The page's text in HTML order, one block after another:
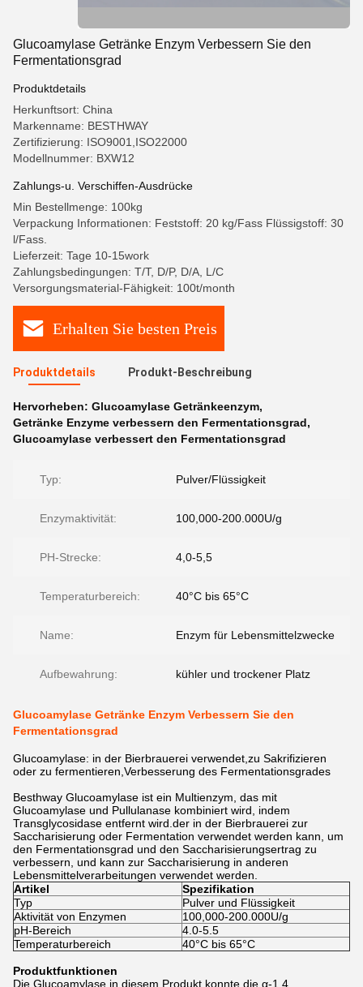
Glucoamylase Getränke Enzym Verbessern Sie den
Fermentationsgrad
Produktdetails
Herkunftsort: China
Markenname: BESTHWAY
Zertifizierung: ISO9001,ISO22000
Modellnummer: BXW12
Zahlungs-u. Verschiffen-Ausdrücke
Min Bestellmenge: 100kg
Verpackung Informationen: Feststoff: 20 kg/Fass Flüssigstoff: 30
l/Fass.
Lieferzeit: Tage 10-15work
Zahlungsbedingungen: T/T, D/P, D/A, L/C
Versorgungsmaterial-Fähigkeit: 100t/month
Erhalten Sie besten Preis
Produktdetails Produkt-Beschreibung
Hervorheben: Glucoamylase Getränkeenzym,
Getränke Enzyme verbessern den Fermentationsgrad,
Glucoamylase verbessert den Fermentationsgrad
Typ: Pulver/Flüssigkeit
Enzymaktivität: 100,000-200.000U/g
PH-Strecke: 4,0-5,5
Temperaturbereich: 40°C bis 65°C
Name: Enzym für Lebensmittelzwecke
Aufbewahrung: kühler und trockener Platz
Glucoamylase Getränke Enzym Verbessern Sie den
Fermentationsgrad
Glucoamylase: in der Bierbrauerei verwendet,zu Sakrifizieren
oder zu fermentieren,Verbesserung des Fermentationsgrades
Besthway Glucoamylase ist ein Multienzym, das mit
Glucoamylase und Pullulanase kombiniert wird, indem
Transglycosidase entfernt wird.der in der Bierbrauerei zur
Saccharisierung oder Fermentation verwendet werden kann, um
den Fermentationsgrad und den Saccharisierungsertrag zu
verbessern, und kann zur Saccharisierung in anderen
Lebensmittelverarbeitungen verwendet werden.
Artikel
Spezifikation
Typ
Pulver und Flüssigkeit
Aktivität von Enzymen
100,000-200.000U/g
pH-Bereich
4.0-5.5
Temperaturbereich
40°C bis 65°C
Produktfunktionen
Die Glucoamylase in diesem Produkt konnte die α-1,4